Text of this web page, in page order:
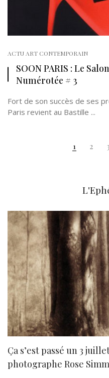
ACTU ART CONTEMPORAIN
SOON PARIS : Le
Numérotée # 3
Fort de son succès de ses
Paris revient au Bastille ...
1 2 3
Ça s’est passé un 3
photographe Rose